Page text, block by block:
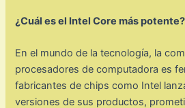
¿Cuál es el Intel Core más potente?
En el mundo de la tecnología, la
procesadores de computadora es
fabricantes de chips como Intel
versiones de sus productos,